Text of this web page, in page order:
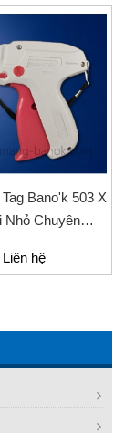
Bano'k 503 X
Nhỏ Chuyên
Liên hệ